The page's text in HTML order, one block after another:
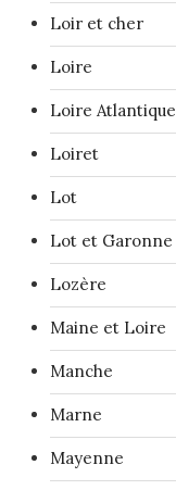
Loir et cher
Loire
Loire Atlantique
Loiret
Lot
Lot et Garonne
Lozère
Maine et Loire
Manche
Marne
Mayenne